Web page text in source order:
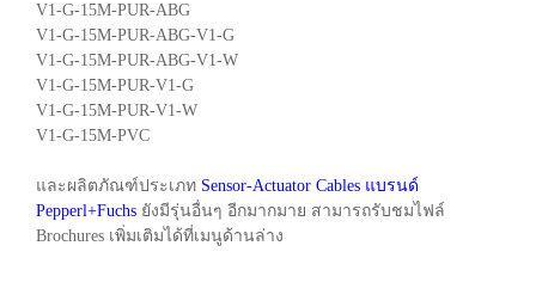
V1-G-15M-PUR-ABG
V1-G-15M-PUR-ABG-V1-G
V1-G-15M-PUR-ABG-V1-W
V1-G-15M-PUR-V1-G
V1-G-15M-PUR-V1-W
V1-G-15M-PVC
และผลิตภัณฑ์ประเภท Sensor-Actuator Cables แบรนด์
Pepperl+Fuchs ยังมีรุ่นอื่นๆ อีกมากมาย สามารถรับชมไฟล์
Brochures เพิ่มเติมได้ที่เมนูด้านล่าง